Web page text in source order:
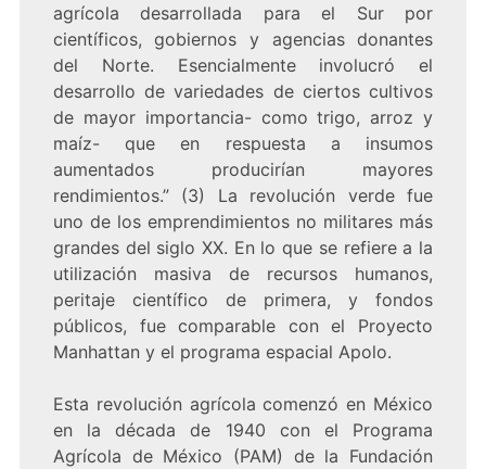
agrícola desarrollada para el Sur por
científicos, gobiernos y agencias donantes
del Norte. Esencialmente involucró el
desarrollo de variedades de ciertos cultivos
de mayor importancia- como trigo, arroz y
maíz- que en respuesta a insumos
aumentados producirían mayores
rendimientos.” (3) La revolución verde fue
uno de los emprendimientos no militares más
grandes del siglo XX. En lo que se refiere a la
utilización masiva de recursos humanos,
peritaje científico de primera, y fondos
públicos, fue comparable con el Proyecto
Manhattan y el programa espacial Apolo.
Esta revolución agrícola comenzó en México
en la década de 1940 con el Programa
Agrícola de México (PAM) de la Fundación